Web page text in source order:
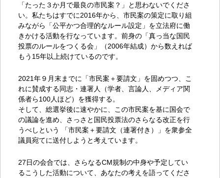
「たった３か月で最良の市民案？」と思わないでくださ
い。私たちはすでに2016年から、市民案の策定に取り組
みながら「公平かつ合理的なルール設定」を立法府に働
きかける活動を行なっています。前身の「真っ当な国民
投票のルールをつくる会」（2006年結成）から数えれば
もう15年以上続けているのです。
2021年９月末までに「市民案＋要請文」 を固めつつ、こ
れに賛成する同志・連署人（学者、言論人、
メディア関
係者ら100人ほど）を獲得する。
そして、総選挙後に速やかに、
この市民案を基に国会で
の議論を進め、 さっさと国民投票法のさらなる改正を行
うべしという 「市民案＋要請文（連署付き）」 を衆参全
議員宛てに送付しようと考えています。
27日の会合では、さらなるCM規制の中身や予定してい
るこうした活動について、あなたの考えを語ってくださ